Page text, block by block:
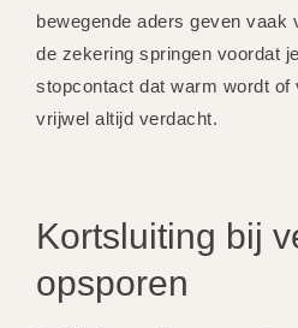
bewegende aders geven vaak
de zekering springen voordat
stopcontact dat warm wordt of
vrijwel altijd verdacht.
Kortsluiting bij
opsporen